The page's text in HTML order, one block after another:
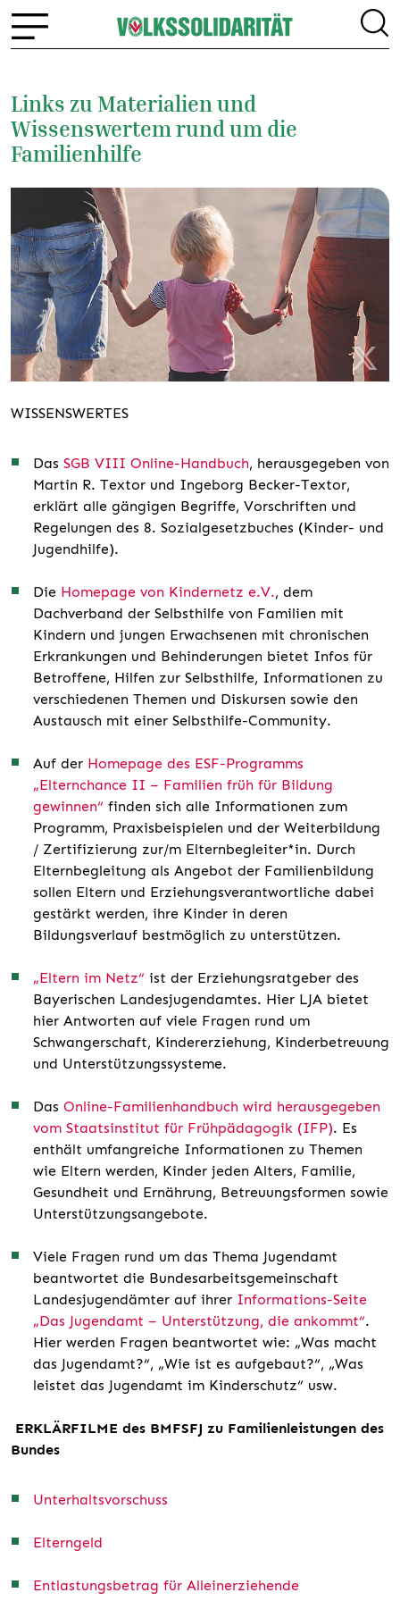
Links zu Materialien und
Wissenswertem rund um die
Familienhilfe
WISSENSWERTES
Das SGB VIII Online-Handbuch, herausgegeben von
Martin R. Textor und Ingeborg Becker-Textor,
erklärt alle gängigen Begriffe, Vorschriften und
Regelungen des 8. Sozialgesetzbuches (Kinder- und
Jugendhilfe).
Die Homepage von Kindernetz e.V., dem
Dachverband der Selbsthilfe von Familien mit
Kindern und jungen Erwachsenen mit chronischen
Erkrankungen und Behinderungen bietet Infos für
Betroffene, Hilfen zur Selbsthilfe, Informationen zu
verschiedenen Themen und Diskursen sowie den
Austausch mit einer Selbsthilfe-Community.
Auf der Homepage des ESF-Programms
„Elternchance II – Familien früh für Bildung
gewinnen“ finden sich alle Informationen zum
Programm, Praxisbeispielen und der Weiterbildung
/ Zertifizierung zur/m Elternbegleiter*in. Durch
Elternbegleitung als Angebot der Familienbildung
sollen Eltern und Erziehungsverantwortliche dabei
gestärkt werden, ihre Kinder in deren
Bildungsverlauf bestmöglich zu unterstützen.
„Eltern im Netz“ ist der Erziehungsratgeber des
Bayerischen Landesjugendamtes. Hier LJA bietet
hier Antworten auf viele Fragen rund um
Schwangerschaft, Kindererziehung, Kinderbetreuung
und Unterstützungssysteme.
Das Online-Familienhandbuch wird herausgegeben
vom Staatsinstitut für Frühpädagogik (IFP). Es
enthält umfangreiche Informationen zu Themen
wie Eltern werden, Kinder jeden Alters, Familie,
Gesundheit und Ernährung, Betreuungsformen sowie
Unterstützungsangebote.
Viele Fragen rund um das Thema Jugendamt
beantwortet die Bundesarbeitsgemeinschaft
Landesjugendämter auf ihrer Informations-Seite
„Das Jugendamt – Unterstützung, die ankommt“.
Hier werden Fragen beantwortet wie: „Was macht
das Jugendamt?“, „Wie ist es aufgebaut?“, „Was
leistet das Jugendamt im Kinderschutz“ usw.
ERKLÄRFILME des BMFSFJ zu Familienleistungen des
Bundes
Unterhaltsvorschuss
Elterngeld
Entlastungsbetrag für Alleinerziehende